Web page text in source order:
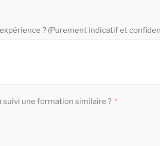
? (Purement indicatif et
suivi une formation similaire ?